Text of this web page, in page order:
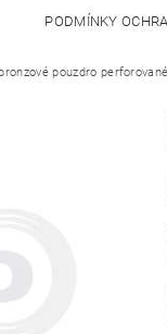
PODMÍNKY
pouzdro perforované